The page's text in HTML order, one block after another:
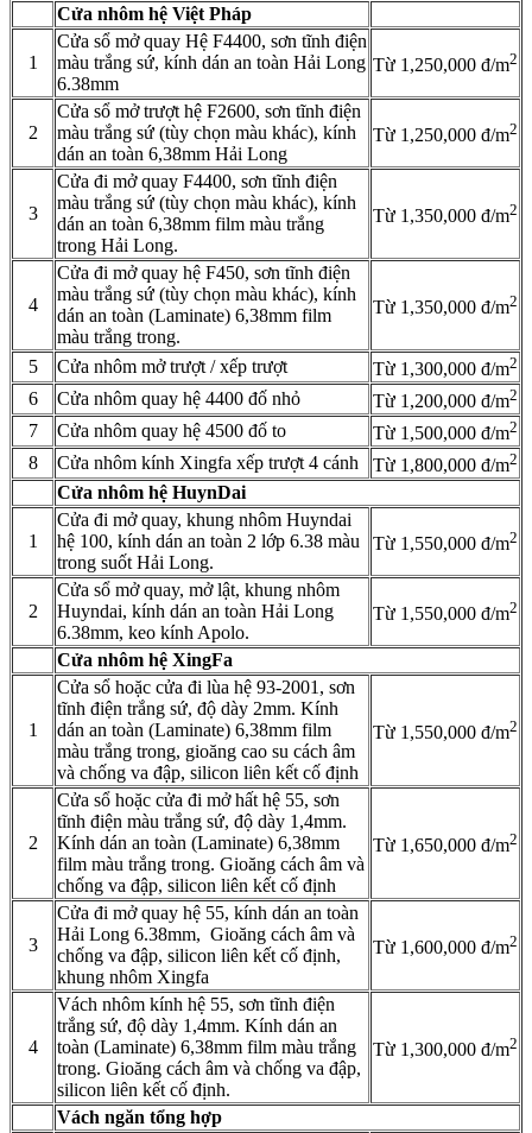
Cửa nhôm hệ Việt Pháp
1
Cửa sổ mở quay Hệ F4400, sơn tĩnh điện
màu trắng sứ, kính dán an toàn Hải Long
6.38mm
Từ 1,250,000 đ/m2
2
Cửa sổ mở trượt hệ F2600, sơn tĩnh điện
màu trắng sứ (tùy chọn màu khác), kính
dán an toàn 6,38mm Hải Long
Từ 1,250,000 đ/m2
3
Cửa đi mở quay F4400, sơn tĩnh điện
màu trắng sứ (tùy chọn màu khác), kính
dán an toàn 6,38mm film màu trắng
trong Hải Long.
Từ 1,350,000 đ/m2
4
Cửa đi mở quay hệ F450, sơn tĩnh điện
màu trắng sứ (tùy chọn màu khác), kính
dán an toàn (Laminate) 6,38mm film
màu trắng trong.
Từ 1,350,000 đ/m2
5 Cửa nhôm mở trượt / xếp trượt Từ 1,300,000 đ/m2
6 Cửa nhôm quay hệ 4400 đố nhỏ Từ 1,200,000 đ/m2
7 Cửa nhôm quay hệ 4500 đố to Từ 1,500,000 đ/m2
8 Cửa nhôm kính Xingfa xếp trượt 4 cánh Từ 1,800,000 đ/m2
Cửa nhôm hệ HuynDai
1
Cửa đi mở quay, khung nhôm Huyndai
hệ 100, kính dán an toàn 2 lớp 6.38 màu
trong suốt Hải Long.
Từ 1,550,000 đ/m2
2
Cửa sổ mở quay, mở lật, khung nhôm
Huyndai, kính dán an toàn Hải Long
6.38mm, keo kính Apolo.
Từ 1,550,000 đ/m2
Cửa nhôm hệ XingFa
1
Cửa sổ hoặc cửa đi lùa hệ 93-2001, sơn
tĩnh điện trắng sứ, độ dày 2mm. Kính
dán an toàn (Laminate) 6,38mm film
màu trắng trong, gioăng cao su cách âm
và chống va đập, silicon liên kết cố định
Từ 1,550,000 đ/m2
2
Cửa sổ hoặc cửa đi mở hất hệ 55, sơn
tĩnh điện màu trắng sứ, độ dày 1,4mm.
Kính dán an toàn (Laminate) 6,38mm
film màu trắng trong. Gioăng cách âm và
chống va đập, silicon liên kết cố định
Từ 1,650,000 đ/m2
3
Cửa đi mở quay hệ 55, kính dán an toàn
Hải Long 6.38mm, Gioăng cách âm và
chống va đập, silicon liên kết cố định,
khung nhôm Xingfa
Từ 1,600,000 đ/m2
4
Vách nhôm kính hệ 55, sơn tĩnh điện
trắng sứ, độ dày 1,4mm. Kính dán an
toàn (Laminate) 6,38mm film màu trắng
trong. Gioăng cách âm và chống va đập,
silicon liên kết cố định.
Từ 1,300,000 đ/m2
Vách ngăn tổng hợp